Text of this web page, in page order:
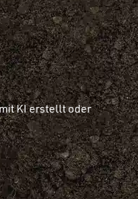
KI erstellt oder